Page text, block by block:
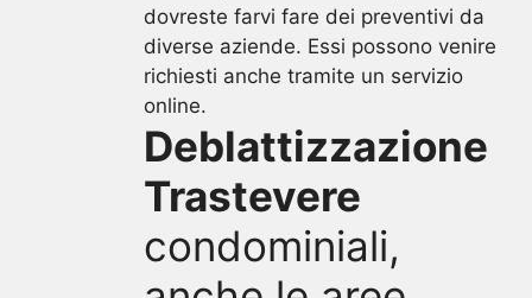
dovreste farvi fare dei preventivi da
diverse aziende. Essi possono venire
richiesti anche tramite un servizio
online.
Deblattizzazione
Trastevere
condominiali,